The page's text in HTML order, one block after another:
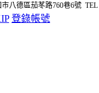
德區茄苳路760巷6號 TEL
登錄帳號